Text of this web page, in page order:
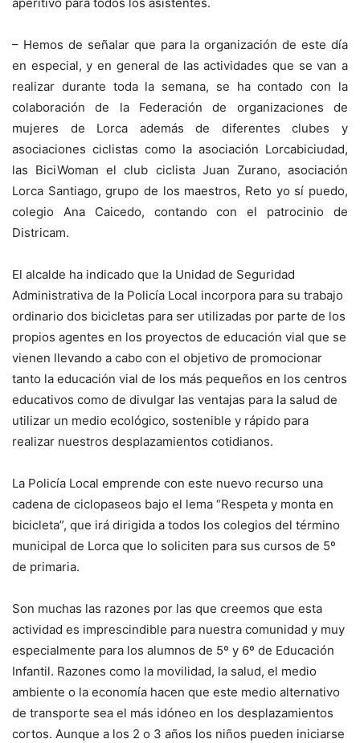
– Hemos de señalar que para la organización de este día
en especial, y en general de las actividades que se van a
realizar durante toda la semana, se ha contado con la
colaboración de la Federación de organizaciones de
mujeres de Lorca además de diferentes clubes y
asociaciones ciclistas como la asociación Lorcabiciudad,
las BiciWoman el club ciclista Juan Zurano, asociación
Lorca Santiago, grupo de los maestros, Reto yo sí puedo,
colegio Ana Caicedo, contando con el patrocinio de
Districam.
El alcalde ha indicado que la Unidad de Seguridad
Administrativa de la Policía Local incorpora para su trabajo
ordinario dos bicicletas para ser utilizadas por parte de los
propios agentes en los proyectos de educación vial que se
vienen llevando a cabo con el objetivo de promocionar
tanto la educación vial de los más pequeños en los centros
educativos como de divulgar las ventajas para la salud de
utilizar un medio ecológico, sostenible y rápido para
realizar nuestros desplazamientos cotidianos.
La Policía Local emprende con este nuevo recurso una
cadena de ciclopaseos bajo el lema “Respeta y monta en
bicicleta”, que irá dirigida a todos los colegios del término
municipal de Lorca que lo soliciten para sus cursos de 5º
de primaria.
Son muchas las razones por las que creemos que esta
actividad es imprescindible para nuestra comunidad y muy
especialmente para los alumnos de 5º y 6º de Educación
Infantil. Razones como la movilidad, la salud, el medio
ambiente o la economía hacen que este medio alternativo
de transporte sea el más idóneo en los desplazamientos
cortos. Aunque a los 2 o 3 años los niños pueden iniciarse